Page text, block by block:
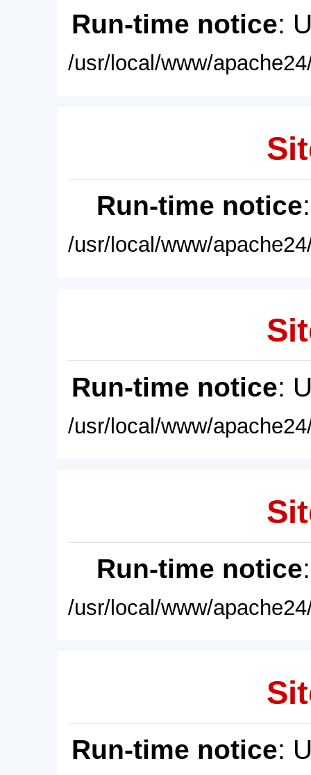
Run-time notice:
/usr/local/www/
Run-time notice
/usr/local/www/
Run-time notice:
/usr/local/www/
Run-time notice
/usr/local/www/
Run-time notice: